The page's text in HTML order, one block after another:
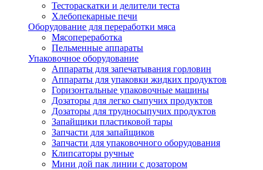
Тестораскатки и делители теста
Хлебопекарные печи
Оборудование для переработки мяса
Мясопереработка
Пельменные аппараты
Упаковочное оборудование
Аппараты для запечатывания горловин
Аппараты для упаковки жидких продуктов
Горизонтальные упаковочные машины
Дозаторы для легко сыпучих продуктов
Дозаторы для трудносыпучих продуктов
Запайщики пластиковой тары
Запчасти для запайщиков
Запчасти для упаковочного оборудования
Клипсаторы ручные
Мини дой пак линии с дозатором